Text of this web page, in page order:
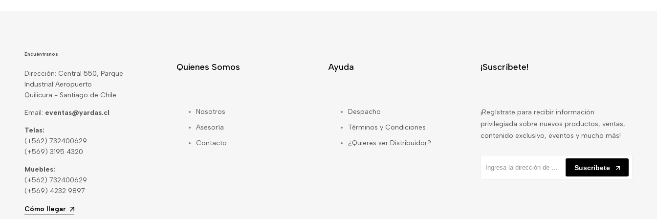
Encuéntranos
Dirección: Central 550, Parque
Industrial Aeropuerto
Quilicura - Santiago de Chile
Email: eventas@yardas.cl
Telas:
(+562) 732400629
(+569) 3195 4320
Muebles:
(+562) 732400629
(+569) 4232 9897
Cómo llegar
Quienes Somos
Nosotros
Asesoría
Contacto
Ayuda
Despacho
Términos y Condiciones
¿Quieres ser Distribuidor?
¡Suscríbete!
¡Regístrate para recibir información
privilegiada sobre nuevos productos, ventas,
contenido exclusivo, eventos y mucho más!
Suscríbete